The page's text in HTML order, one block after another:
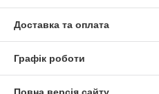
Доставка та оплата
Графік роботи